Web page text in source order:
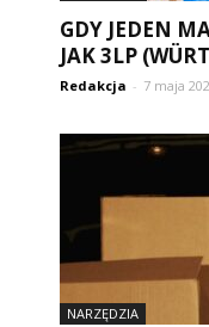
GDY JEDEN
JAK 3LP
Redakcja - 7 maja
NARZĘDZIA